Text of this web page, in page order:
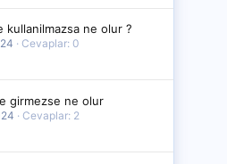
ne olur ?
Cevaplar: 0
girmezse ne olur
Cevaplar: 2